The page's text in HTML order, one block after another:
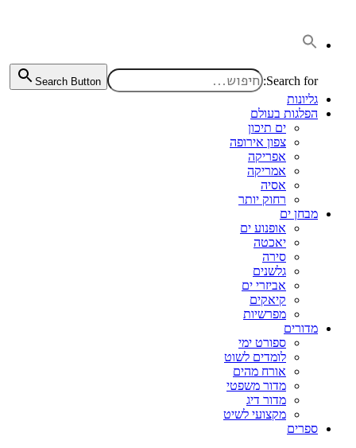
Search for:
Search Button
גליונות
הפלגות בעולם
ים תיכון
צפון אירופה
אפריקה
אמריקה
אסיה
רחוק יותר
מבחן ים
אופנוע ים
יאכטה
סירה
גלשנים
אביזרי ים
קיאקים
מפרשיות
מדורים
ספורט ימי
לומדים לשוט
אורח מהים
מדור משפטי
מדור דיג
מקצועי לשיט
ספרים